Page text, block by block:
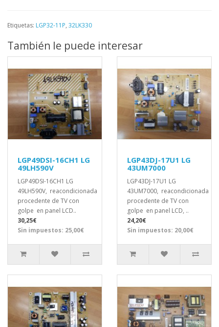
Etiquetas: LGP32-11P, 32LK330
También le puede interesar
LGP49DSI-16CH1 LG
49LH590V
LGP49DSI-16CH1 LG
49LH590V, reacondicionada
procedente de TV con
golpe en panel LCD..
30,25€
Sin impuestos: 25,00€
LGP43DJ-17U1 LG
43UM7000
LGP43DJ-17U1 LG
43UM7000, reacondicionada
procedente de TV con
golpe en panel LCD, ..
24,20€
Sin impuestos: 20,00€